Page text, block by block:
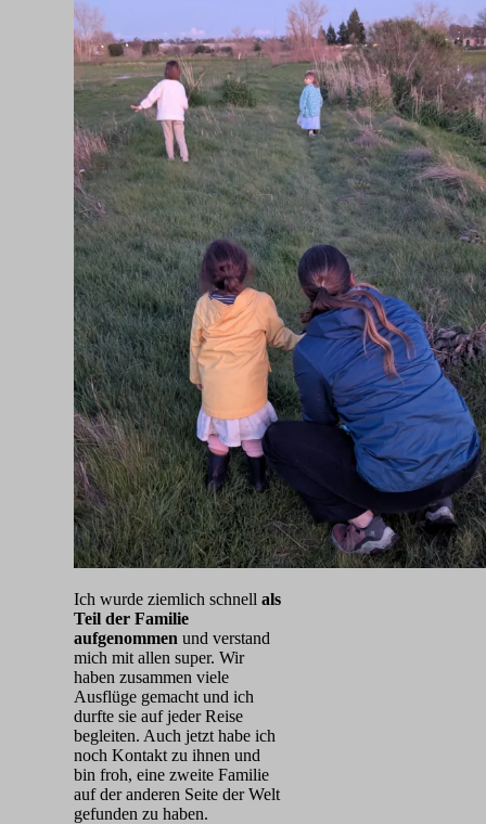
Ich wurde ziemlich schnell als
Teil der Familie
aufgenommen und verstand
mich mit allen super. Wir
haben zusammen viele
Ausflüge gemacht und ich
durfte sie auf jeder Reise
begleiten. Auch jetzt habe ich
noch Kontakt zu ihnen und
bin froh, eine zweite Familie
auf der anderen Seite der Welt
gefunden zu haben.